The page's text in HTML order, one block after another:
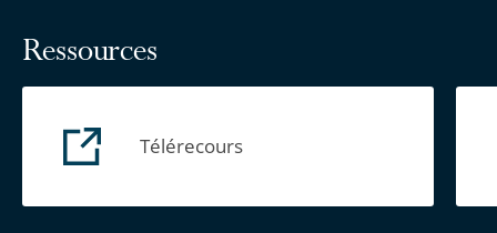
Ressources
Télérecours